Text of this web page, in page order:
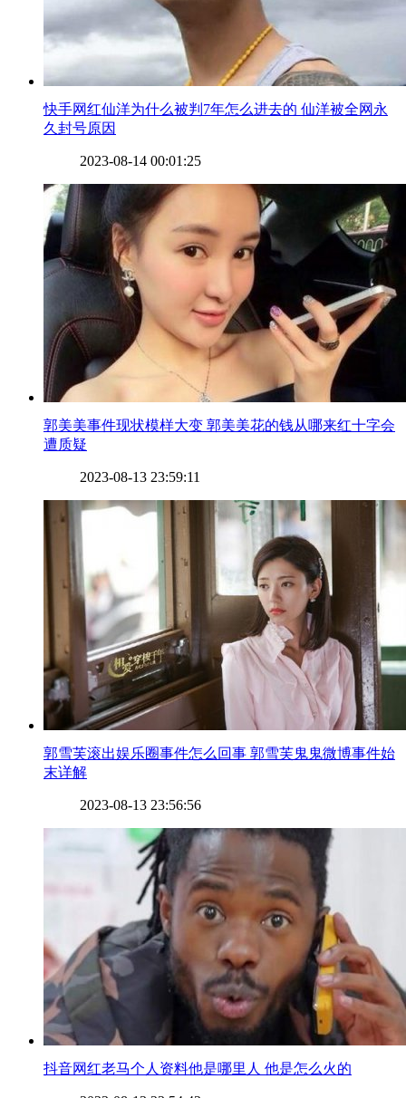
​快手网红仙洋为什么被判7年怎么进去的 仙洋被全网永
久封号原因
2023-08-14 00:01:25
​郭美美事件现状模样大变 郭美美花的钱从哪来红十字会
遭质疑
2023-08-13 23:59:11
​郭雪芙滚出娱乐圈事件怎么回事 郭雪芙鬼鬼微博事件始
末详解
2023-08-13 23:56:56
​抖音网红老马个人资料他是哪里人 他是怎么火的